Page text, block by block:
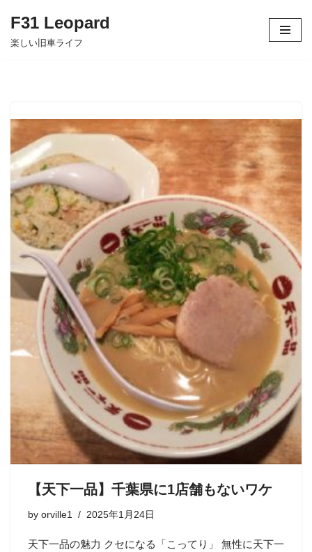
コ
へ
ス
キ
ッ
プ
F31 Leopard
楽しい旧車ライフ
【天下一品】千葉県に1店舗もないワケ
by orville1 2025年1月24日
天下一品の魅力 クセになる「こってり」 無性に天下一